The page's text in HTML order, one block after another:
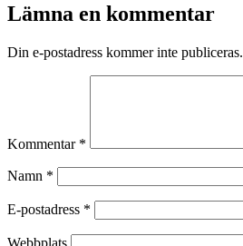
Lämna en kommentar
Din e-postadress kommer inte publiceras.
Kommentar *
Namn *
E-postadress *
Webbplats